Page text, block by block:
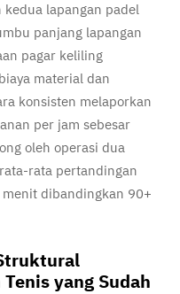
kedua lapangan padel
panjang lapangan
pagar keliling
material dan
konsisten melaporkan
per jam sebesar
oleh operasi dua
rata pertandingan
dibandingkan 90+
yang Sudah